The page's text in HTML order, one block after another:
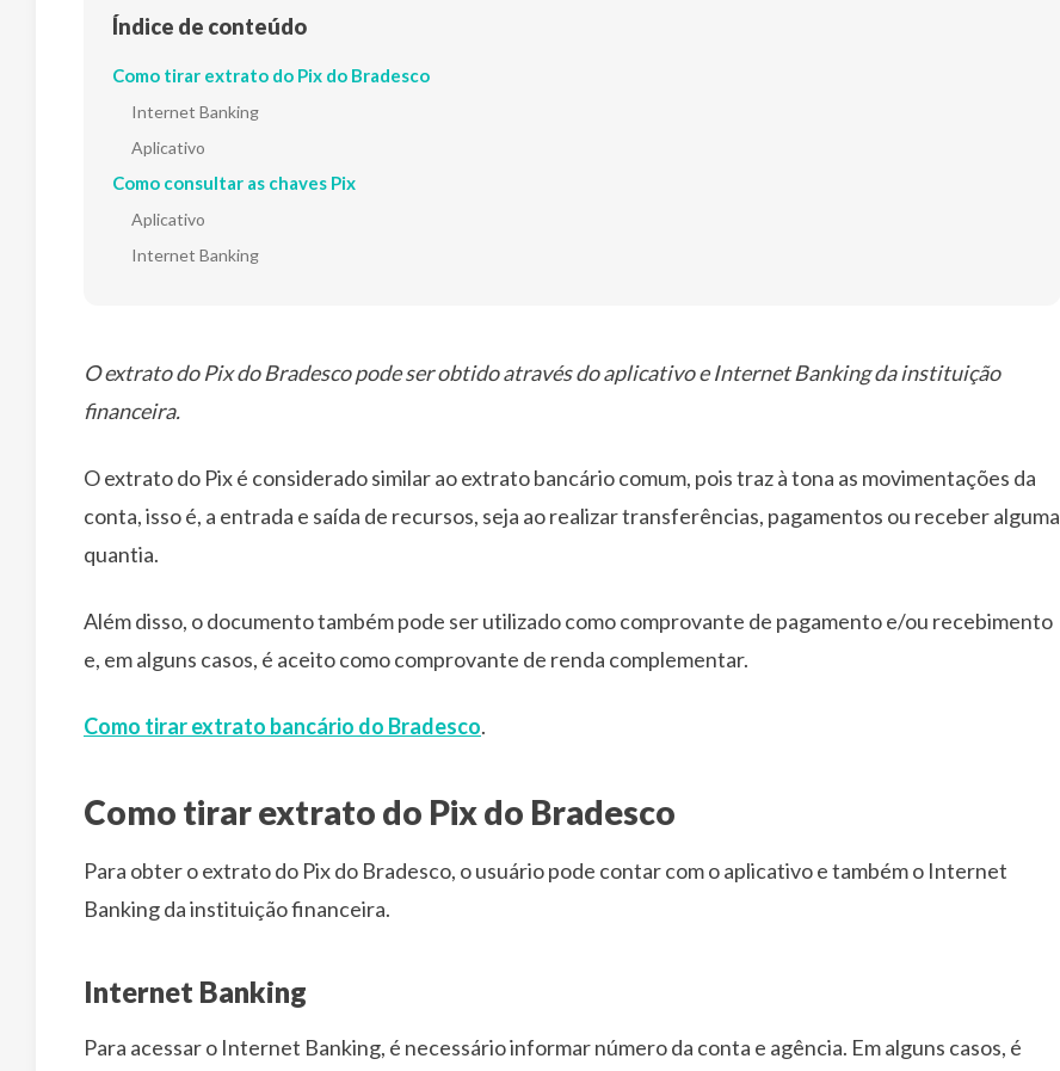
Índice de conteúdo
Como tirar extrato do Pix do Bradesco
Internet Banking
Aplicativo
Como consultar as chaves Pix
Aplicativo
Internet Banking
O extrato do Pix do Bradesco pode ser obtido através do aplicativo e Internet Banking da instituição
financeira.
O extrato do Pix é considerado similar ao extrato bancário comum, pois traz à tona as movimentações da
conta, isso é, a entrada e saída de recursos, seja ao realizar transferências, pagamentos ou receber alguma
quantia.
Além disso, o documento também pode ser utilizado como comprovante de pagamento e/ou recebimento
e, em alguns casos, é aceito como comprovante de renda complementar.
Como tirar extrato bancário do Bradesco.
Como tirar extrato do Pix do Bradesco
Para obter o extrato do Pix do Bradesco, o usuário pode contar com o aplicativo e também o Internet
Banking da instituição financeira.
Internet Banking
Para acessar o Internet Banking, é necessário informar número da conta e agência. Em alguns casos, é